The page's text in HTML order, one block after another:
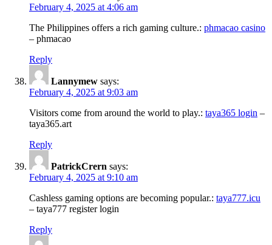
February 4, 2025 at 4:06 am
The Philippines offers a rich gaming culture.: phmacao casino
– phmacao
Reply
Lannymew says:
February 4, 2025 at 9:03 am
Visitors come from around the world to play.: taya365 login –
taya365.art
Reply
PatrickCrern says:
February 4, 2025 at 9:10 am
Cashless gaming options are becoming popular.: taya777.icu
– taya777 register login
Reply